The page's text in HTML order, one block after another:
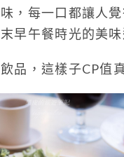
，每一口都讓人覺
早午餐時光的美味
品，這樣子CP值